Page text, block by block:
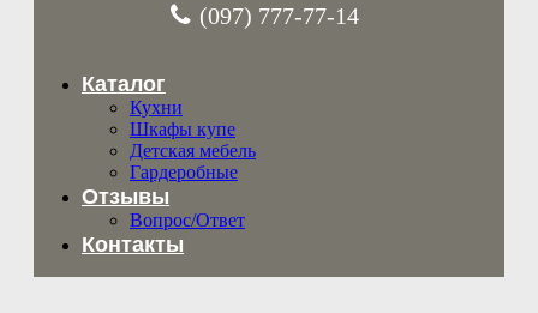
(097) 777-77-14
Каталог
Кухни
Шкафы купе
Детская мебель
Гардеробные
Отзывы
Вопрос/Ответ
Контакты